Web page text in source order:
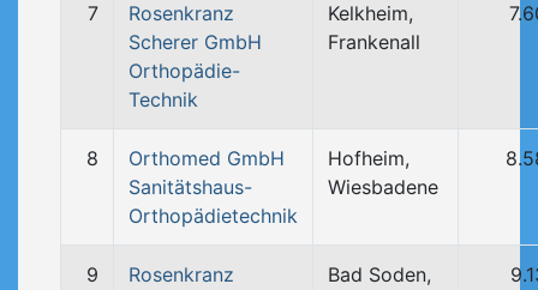
7
Rosenkranz
Scherer GmbH
Orthopädie-
Technik
Kelkheim,
Frankenall
8
Orthomed GmbH
Sanitätshaus-
Orthopädietechnik
Hofheim,
Wiesbadene
9
Rosenkranz
Bad Soden,